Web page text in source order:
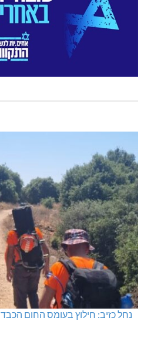
נחל כזיב: חילוץ בעומס החום הכבד